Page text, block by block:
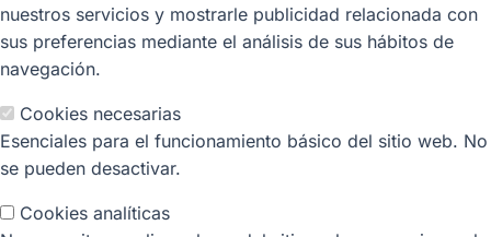
nuestros servicios y mostrarle publicidad relacionada con
sus preferencias mediante el análisis de sus hábitos de
navegación.
Cookies necesarias
Esenciales para el funcionamiento básico del sitio web. No
se pueden desactivar.
Cookies analíticas